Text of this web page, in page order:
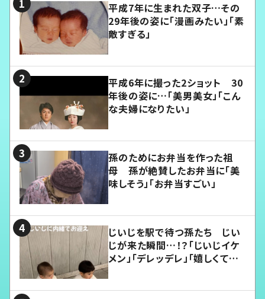
平成7年に生まれた双子…その
29年後の姿に「漫画みたい」「素
敵すぎる」
平成6年に撮った2ショット 30
年後の姿に…「美男美女」「こん
な夫婦になりたい」
孫のためにお弁当を作った祖
母 孫が絶賛したお弁当に「美
味しそう」「お弁当すごい」
じいじを駅で待つ孫たち じい
じが来た瞬間…！？「じいじイケ
メン」「デレッデレ」「嬉しくて可